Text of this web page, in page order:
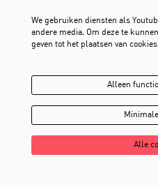
We gebruiken diensten als
andere media. Om deze te
geven tot het plaatsen van
Alleen
Alle